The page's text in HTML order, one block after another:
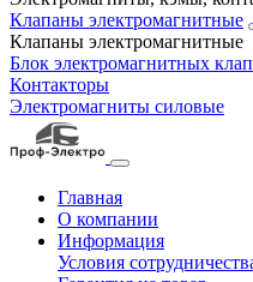
Клапаны электромагнитные
Клапаны электромагнитные
Блок электромагнитных
Контакторы
Электромагниты силовые
Главная
О компании
Информация
Условия